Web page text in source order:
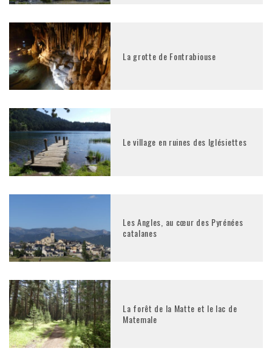
La grotte de Fontrabiouse
Le village en ruines des Iglésiettes
Les Angles, au cœur des Pyrénées
catalanes
La forêt de la Matte et le lac de
Matemale